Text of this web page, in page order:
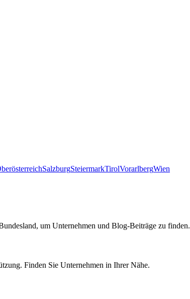
SalzburgSteiermarkTirolVorarlbergWien
um Unternehmen und Blog-Beiträge zu finden.
Finden Sie Unternehmen in Ihrer Nähe.